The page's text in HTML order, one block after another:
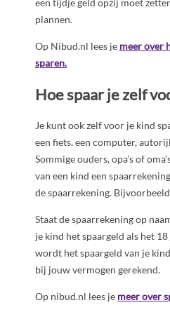
een tijdje geld opzij moet
plannen.
Op Nibud.nl lees je meer over
sparen.
Hoe spaar je zelf
Je kunt ook zelf voor je kind
een fiets, een computer,
Sommige ouders, opa’s of
van een kind een
de spaarrekening.
Staat de spaarrekening op
je kind het spaargeld als het
wordt het spaargeld van je
bij jouw vermogen gerekend.
Op nibud.nl lees je meer over